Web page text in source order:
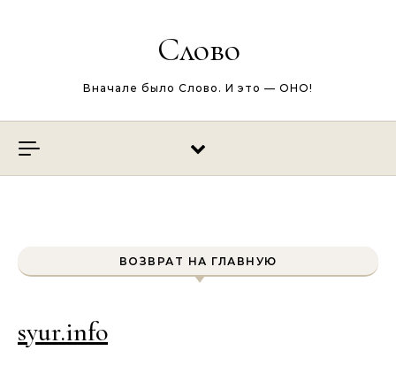
Слово
Вначале было Слово. И это — ОНО!
ВОЗВРАТ НА ГЛАВНУЮ
syur.info